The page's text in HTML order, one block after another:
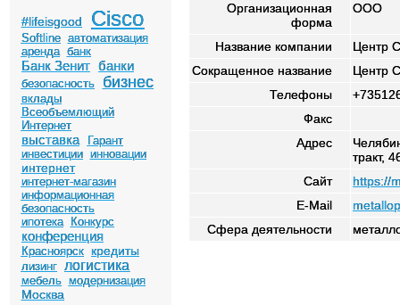
#lifeisgood Cisco
Softline автоматизация
аренда банк
Банк Зенит банки
безопасность бизнес
вклады
Всеобъемлющий
Интернет
выставка
Гарант
инвестиции инновации
интернет
интернет-магазин
информационная
безопасность
ипотека
Конкурс
конференция
Красноярск кредиты
лизинг логистика
мебель модернизация
Москва
Организационная
форма
ООО
Название компании
Центр
Сокращенное название
Центр
Телефоны
Факс
Адрес
тракт,
Сайт
https://
E-Mail
Сфера деятельности